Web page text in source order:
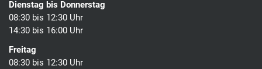
Dienstag bis Donnerstag
08:30 bis 12:30 Uhr
14:30 bis 16:00 Uhr
Freitag
08:30 bis 12:30 Uhr